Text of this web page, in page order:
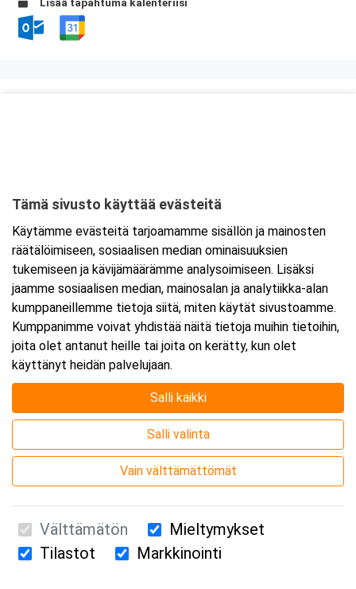
Tarkempi kartta ja ajo-ohjeet
Suomen Ensiapukoulutus Oy / Valimotie 21 / 00380 Helsinki
Tämä sivusto käyttää evästeitä
Käytämme evästeitä tarjoamamme sisällön ja mainosten
räätälöimiseen, sosiaalisen median ominaisuuksien
tukemiseen ja kävijämäärämme analysoimiseen. Lisäksi
jaamme sosiaalisen median, mainosalan ja analytiikka-alan
kumppaneillemme tietoja siitä, miten käytät sivustoamme.
Kumppanimme voivat yhdistää näitä tietoja muihin tietoihin,
joita olet antanut heille tai joita on kerätty, kun olet
käyttänyt heidän palvelujaan.
Salli kaikki
Salli valinta
Vain välttämättömät
Välttämätön
Mieltymykset
Tilastot
Markkinointi